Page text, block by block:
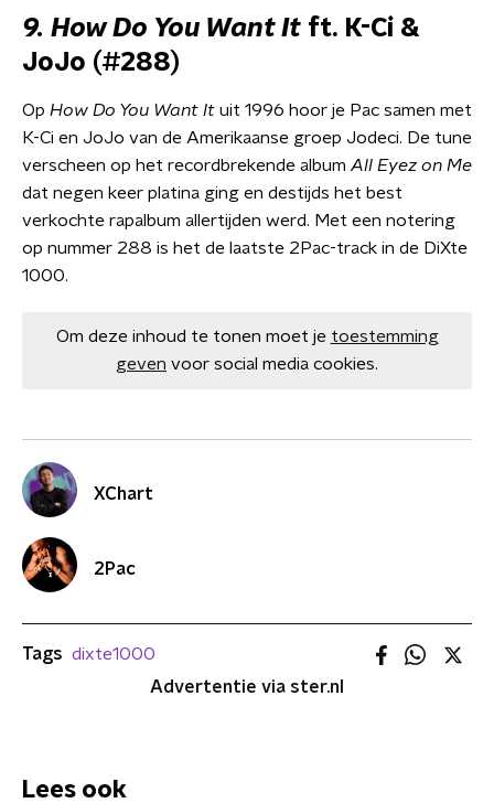
9. How Do You Want It ft. K-Ci &
JoJo (#288)
Op How Do You Want It uit 1996 hoor je Pac samen met
K-Ci en JoJo van de Amerikaanse groep Jodeci. De tune
verscheen op het recordbrekende album All Eyez on Me
dat negen keer platina ging en destijds het best
verkochte rapalbum allertijden werd. Met een notering
op nummer 288 is het de laatste 2Pac-track in de DiXte
1000.
Om deze inhoud te tonen moet je toestemming
geven voor social media cookies.
XChart
2Pac
Tags dixte1000
Advertentie via ster.nl
Lees ook